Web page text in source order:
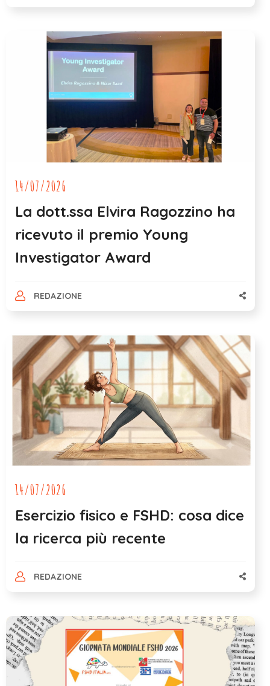
14/07/2026
La dott.ssa Elvira Ragozzino ha
ricevuto il premio Young
Investigator Award
REDAZIONE
14/07/2026
Esercizio fisico e FSHD: cosa dice
la ricerca più recente
REDAZIONE